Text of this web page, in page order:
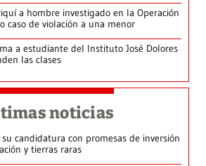
a hombre investigado en la Operación
caso de violación a una menor
a estudiante del Instituto José Dolores
las clases
noticias
candidatura con promesas de inversión
y tierras raras